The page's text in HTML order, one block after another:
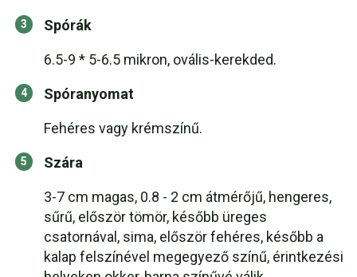
Spórák
6.5-9 * 5-6.5 mikron, ovális-kerekded.
Spóranyomat
Fehéres vagy krémszínű.
Szára
3-7 cm magas, 0.8 - 2 cm átmérőjű, hengeres,
sűrű, először tömör, később üreges
csatornával, sima, először fehéres, később a
kalap felszínével megegyező színű, érintkezési